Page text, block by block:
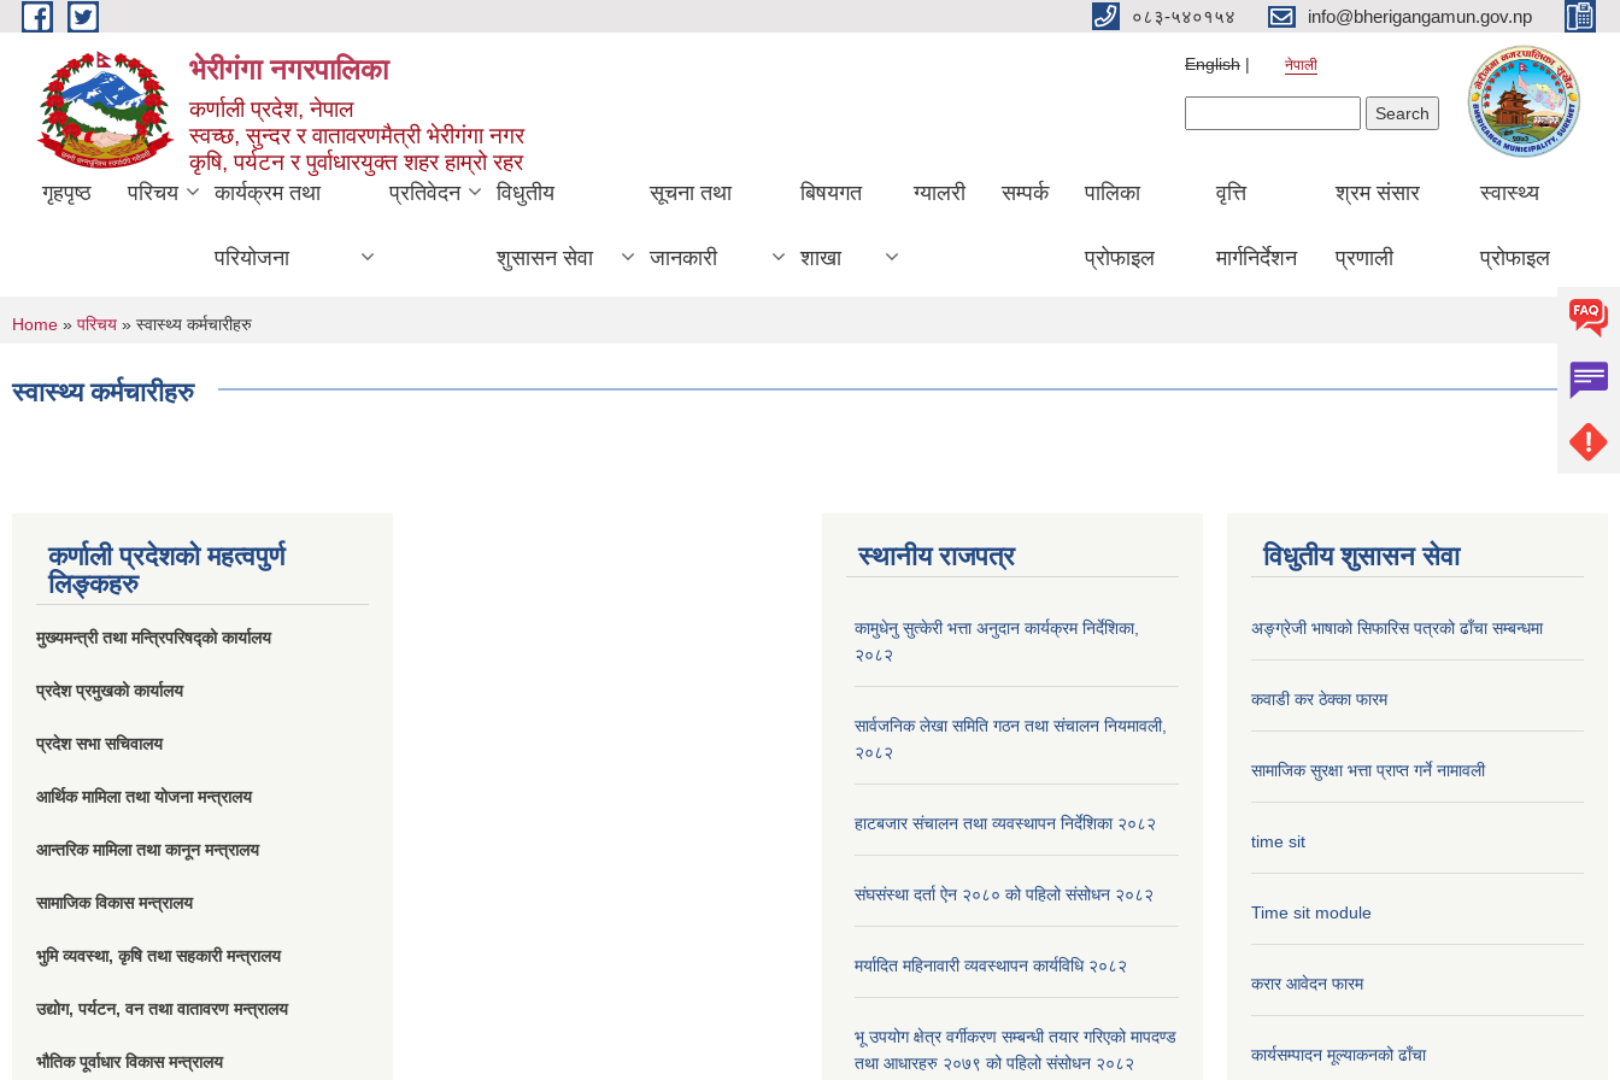
Skip to main content ०८३-५४०१५४ info@bherigangamun.gov.np
भेरीगंगा नगरपालिका
कर्णाली प्रदेश, नेपाल
स्वच्छ, सुन्दर र वातावरणमैत्री भेरीगंगा नगर
कृषि, पर्यटन र पुर्वाधारयुक्त शहर हाम्रो रहर
English नेपाली
गृहपृष्ठ परिचय कार्यक्रम तथा
परियोजना
प्रतिवेदन विधुतीय
शुसासन सेवा
सूचना तथा
जानकारी
बिषयगत
शाखा
ग्यालरी सम्पर्क पालिका
प्रोफाइल
वृत्ति
मार्गनिर्देशन
श्रम संसार
प्रणाली
स्वास्थ्य
प्रोफाइल
You are here
Home » परिचय » स्वास्थ्य कर्मचारीहरु
स्वास्थ्य कर्मचारीहरु
कर्णाली प्रदेशको महत्वपुर्ण
लिङ्कहरु
मुख्यमन्त्री तथा मन्त्रिपरिषद्को कार्यालय
प्रदेश प्रमुखको कार्यालय
प्रदेश सभा सचिवालय
आर्थिक मामिला तथा योजना मन्त्रालय
आन्तरिक मामिला तथा कानून मन्त्रालय
सामाजिक विकास मन्त्रालय
भुमि व्यवस्था, कृषि तथा सहकारी मन्त्रालय
उद्योग, पर्यटन, वन तथा वातावरण मन्त्रालय
भौतिक पूर्वाधार विकास मन्त्रालय
स्थानीय राजपत्र
कामुधेनु सुत्केरी भत्ता अनुदान कार्यक्रम निर्देशिका,
२०८२
सार्वजनिक लेखा समिति गठन तथा संचालन नियमावली,
२०८२
हाटबजार संचालन तथा व्यवस्थापन निर्देशिका २०८२
संघसंस्था दर्ता ऐन २०८० को पहिलो संसोधन २०८२
मर्यादित महिनावारी व्यवस्थापन कार्यविधि २०८२
भू उपयोग क्षेत्र वर्गीकरण सम्बन्धी तयार गरिएको मापदण्ड
तथा आधारहरु २०७९ को पहिलो संसोधन २०८२
विधुतीय शुसासन सेवा
अङ्ग्रेजी भाषाको सिफारिस पत्रको ढाँचा सम्बन्धमा
कवाडी कर ठेक्का फारम
सामाजिक सुरक्षा भत्ता प्राप्त गर्ने नामावली
time sit
Time sit module
करार आवेदन फारम
कार्यसम्पादन मूल्या‌कनको ढाँचा